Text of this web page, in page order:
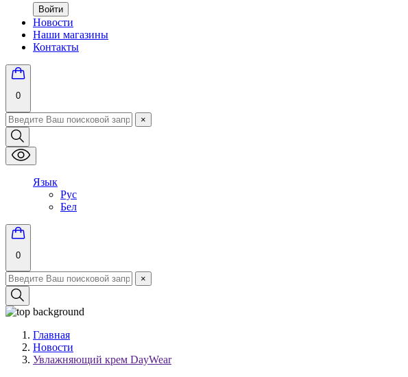
Войти
Новости
Наши магазины
Контакты
0
×
Язык
Рус
Бел
0
×
Главная
Новости
Увлажняющий крем DayWear